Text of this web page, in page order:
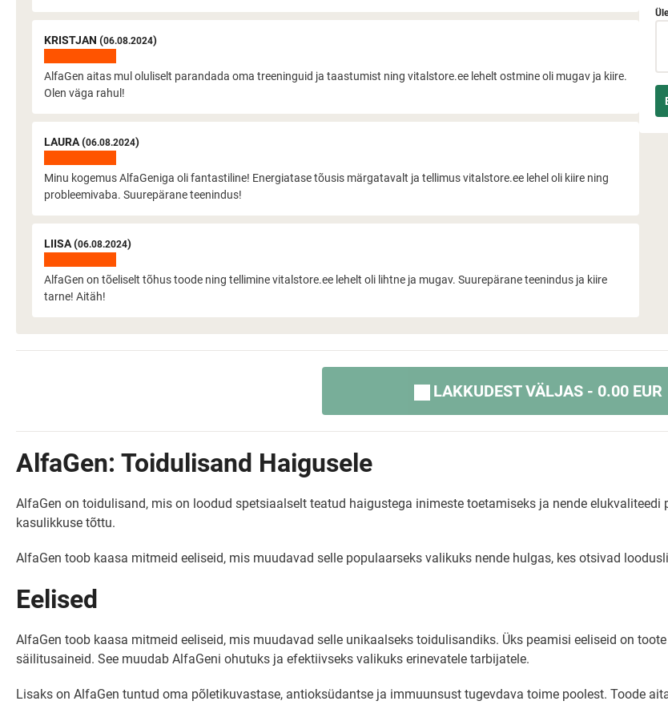
KRISTJAN (06.08.2024)
AlfaGen aitas mul oluliselt parandada oma treeninguid ja taastumist ning vitalstore.ee lehelt ostmine oli mugav ja kiire.
Olen väga rahul!
LAURA (06.08.2024)
Minu kogemus AlfaGeniga oli fantastiline! Energiatase tõusis märgatavalt ja tellimus vitalstore.ee lehel oli kiire ning
probleemivaba. Suurepärane teenindus!
LIISA (06.08.2024)
AlfaGen on tõeliselt tõhus toode ning tellimine vitalstore.ee lehelt oli lihtne ja mugav. Suurepärane teenindus ja kiire
tarne! Aitäh!
LAKKUDEST VÄLJAS - 0.00 EUR
AlfaGen: Toidulisand Haigusele
AlfaGen on toidulisand, mis on loodud spetsiaalselt teatud haigustega inimeste toetamiseks ja nende
kasulikkuse tõttu.
AlfaGen toob kaasa mitmeid eeliseid, mis muudavad selle populaarseks valikuks nende hulgas, kes otsivad
Eelised
AlfaGen toob kaasa mitmeid eeliseid, mis muudavad selle unikaalseks toidulisandiks. Üks peamisi eeliseid on
säilitusaineid. See muudab AlfaGeni ohutuks ja efektiivseks valikuks erinevatele tarbijatele.
Lisaks on AlfaGen tuntud oma põletikuvastase, antioksüdantse ja immuunsust tugevdava toime poolest. Toode